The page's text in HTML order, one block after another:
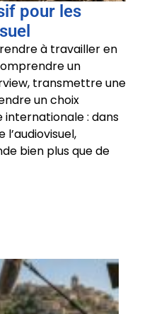
pour les
à travailler en
un
transmettre une
un choix
internationale : dans
bien plus que de